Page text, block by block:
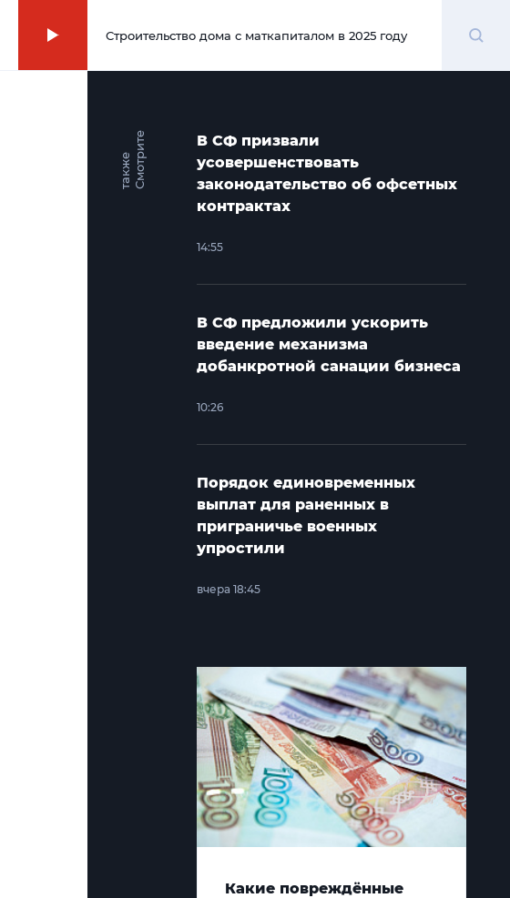
00:00
Строительство дома с маткапиталом в 2025 году
С
м
о
т
р и
т
е
т
а
к
ж
е
В СФ призвали
усовершенствовать
законодательство об офсетных
контрактах
14:55
В СФ предложили ускорить
введение механизма
добанкротной санации бизнеса
10:26
Порядок единовременных
выплат для раненных в
приграничье военных
упростили
вчера 18:45
Какие повреждённые